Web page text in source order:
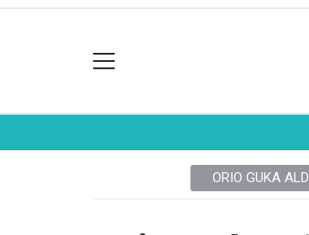
ORIO GUKA